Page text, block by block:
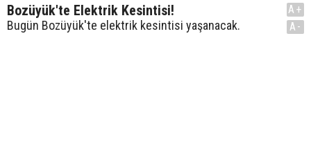
Bozüyük'te Elektrik Kesintisi!
Bugün Bozüyük'te elektrik kesintisi yaşanacak.
A+
A-